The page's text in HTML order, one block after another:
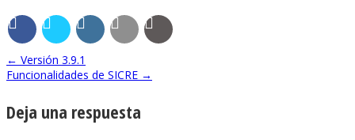
← Versión 3.9.1
Funcionalidades de SICRE →
Deja una respuesta